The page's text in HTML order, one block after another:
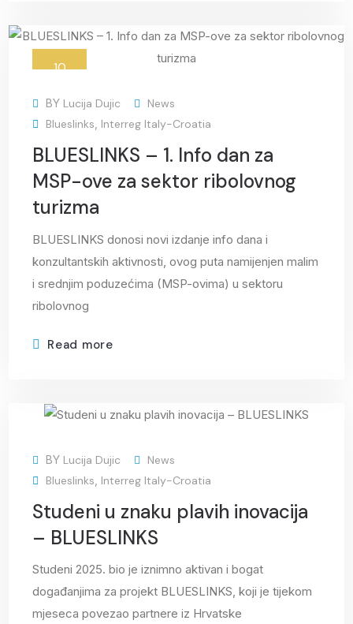
10
BY Lucija Dujic
News
Blueslinks, Interreg Italy-Croatia
BLUESLINKS – 1. Info dan za
MSP-ove za sektor ribolovnog
turizma
BLUESLINKS donosi novi izdanje info dana i
konzultantskih aktivnosti, ovog puta namijenjen malim
i srednjim poduzećima (MSP-ovima) u sektoru
ribolovnog
Read more
Nov
BY Lucija Dujic
News
Blueslinks Interreg Italy-Croatia
Studeni u znaku plavih inovacija
– BLUESLINKS
Studeni 2025. bio je iznimno aktivan i bogat
događanjima za projekt BLUESLINKS, koji je tijekom
mjeseca povezao partnere iz Hrvatske